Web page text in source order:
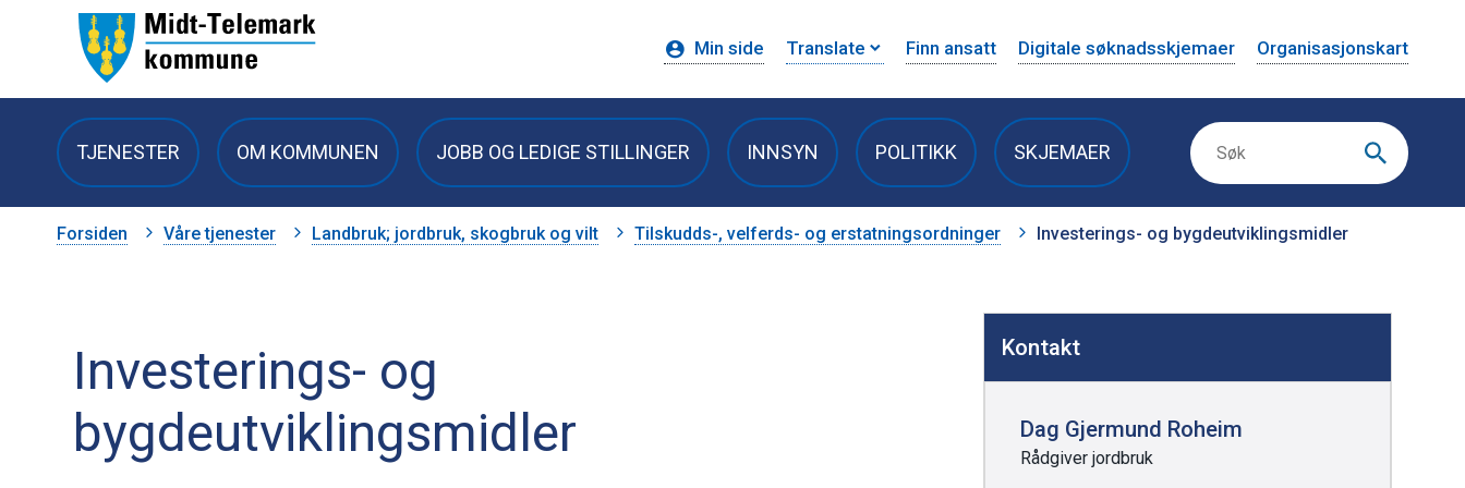
Midt-
Telemark
kommune
Min side Translate Finn ansatt Digitale søknadsskjemaer Organisasjonskart
TJENESTER OM KOMMUNEN JOBB OG LEDIGE STILLINGER INNSYN POLITIKK SKJEMAER
Du
Forsiden Våre tjenester Landbruk; jordbruk, skogbruk og vilt Tilskudds-, velferds- og erstatningsordninger Investerings- og bygdeutviklingsmidler
Investerings- og
bygdeutviklingsmidler
Kontakt
Dag Gjermund Roheim
Rådgiver jordbruk